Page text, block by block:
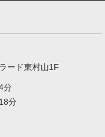
ード東村山1F
分
分